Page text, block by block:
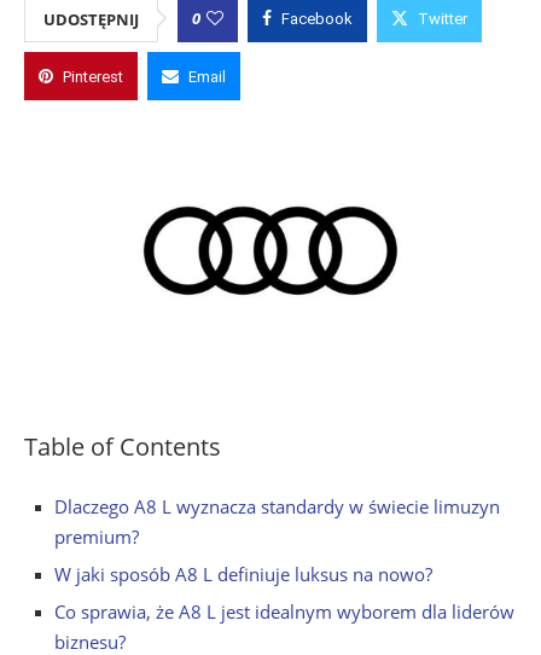
UDOSTĘPNIJ 0 Facebook Twitter
Pinterest Email
Table of Contents
Dlaczego A8 L wyznacza standardy w świecie limuzyn
premium?
W jaki sposób A8 L definiuje luksus na nowo?
Co sprawia, że A8 L jest idealnym wyborem dla liderów
biznesu?